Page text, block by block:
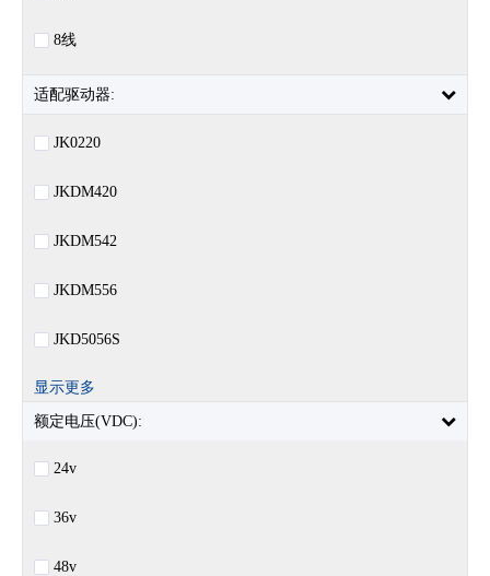
8线
适配驱动器:
JK0220
JKDM420
JKDM542
JKDM556
JKD5056S
显示更多
额定电压(VDC):
24v
36v
48v